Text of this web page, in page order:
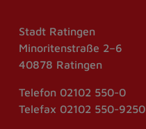
Stadt Ratingen
Minoritenstraße 2–6
40878 Ratingen
Telefon 02102 550-0
Telefax 02102 550-9250